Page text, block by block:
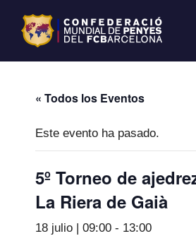
« Todos los Eventos
Este evento ha pasado.
5º Torneo de
La Riera de Gaià
18 julio | 09:00 - 13:00